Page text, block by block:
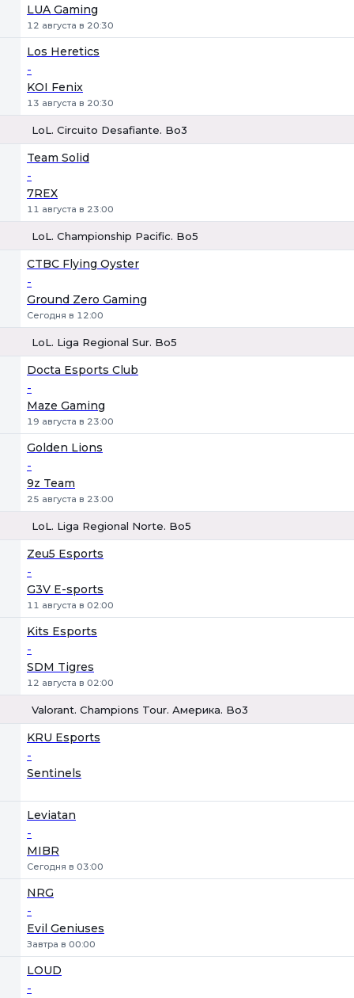
LUA Gaming
12 августа в 20:30
Los Heretics
-
KOI Fenix
13 августа в 20:30
LoL. Circuito Desafiante. Bo3
Team Solid
-
7REX
11 августа в 23:00
LoL. Championship Pacific. Bo5
CTBC Flying Oyster
-
Ground Zero Gaming
Сегодня в 12:00
LoL. Liga Regional Sur. Bo5
Docta Esports Club
-
Maze Gaming
19 августа в 23:00
Golden Lions
-
9z Team
25 августа в 23:00
LoL. Liga Regional Norte. Bo5
Zeu5 Esports
-
G3V E-sports
11 августа в 02:00
Kits Esports
-
SDM Tigres
12 августа в 02:00
Valorant. Champions Tour. Америка. Bo3
KRU Esports
-
Sentinels
Leviatan
-
MIBR
Сегодня в 03:00
NRG
-
Evil Geniuses
Завтра в 00:00
LOUD
-